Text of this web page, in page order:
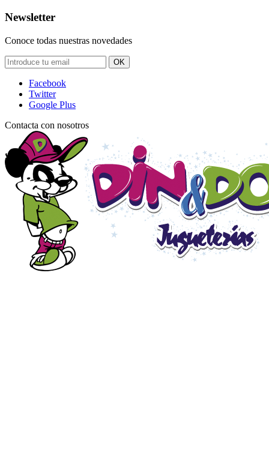
Newsletter
Conoce todas nuestras novedades
OK
Facebook
Twitter
Google Plus
Contacta con nosotros